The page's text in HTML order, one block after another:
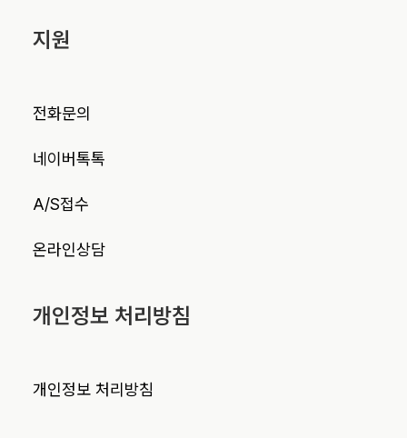
지원
전화문의
네이버톡톡
A/S접수
온라인상담
개인정보 처리방침
개인정보 처리방침